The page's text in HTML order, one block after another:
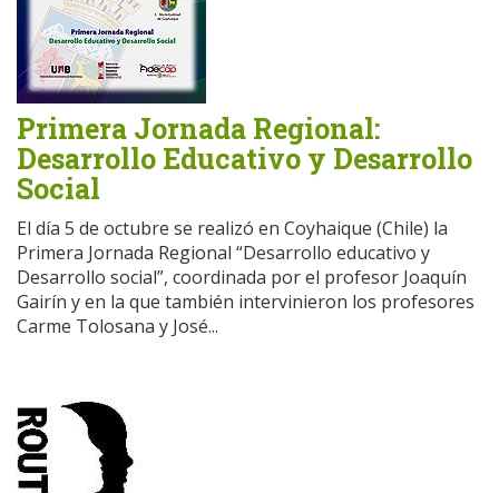
Primera Jornada Regional:
Desarrollo Educativo y Desarrollo
Social
El día 5 de octubre se realizó en Coyhaique (Chile) la
Primera Jornada Regional “Desarrollo educativo y
Desarrollo social”, coordinada por el profesor Joaquín
Gairín y en la que también intervinieron los profesores
Carme Tolosana y José...